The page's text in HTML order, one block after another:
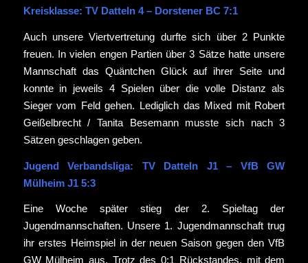
Kreisklasse: TV Datteln 4 – Dorstener BC 7:1
Auch unsere Viertvertretung durfte sich über 2 Punkte
freuen. In vielen engen Partien über 3 Sätze hatte unsere
Mannschaft das Quäntchen Glück auf ihrer Seite und
konnte in jeweils 4 Spielen über die volle Distanz als
Sieger vom Feld gehen. Lediglich das Mixed mit Robert
Geißelbrecht / Tanita Besemann musste sich nach 3
Sätzen geschlagen geben.
Jugend Verbandsliga: TV Datteln J1 – VfB GW
Mülheim J1 5:3
Eine Woche später stieg der 2. Spieltag der
Jugendmannschaften. Unsere 1. Jugendmannschaft trug
ihr erstes Heimspiel in der neuen Saison gegen den VfB
GW Mülheim aus. Trotz des 0:1 Rückstandes, mit dem